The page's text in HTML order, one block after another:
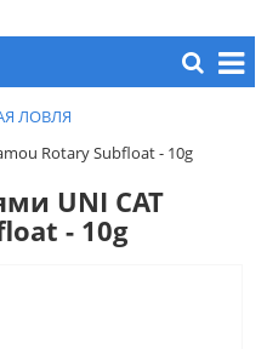
ЛОВЛЯ
Rotary Subfloat - 10g
UNI CAT
- 10g